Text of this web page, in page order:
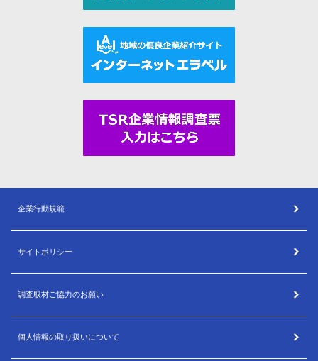
企業行動規範
サイトポリシー
調査取材ご協力のお願い
個人情報の取り扱いについて